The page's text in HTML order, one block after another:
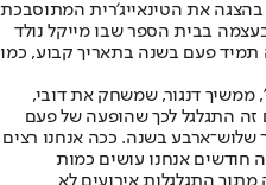
את הטינאייג'רית המתוסבכת
בבית הספר שבו מייקל נולד
תמיד פעם בשנה בתאריך קבוע, כמו
ממשיך דנגור, שמשחק את דובי,
זה התגלגל לכך שהופעה של פעם
בשנה. ככה אנחנו רצים
חודשים אנחנו עושים כמות